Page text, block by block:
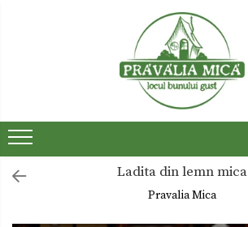
Dulceturi fara zahar
Dulciuri de casa Ladita din lemn mica
Pravalia Mica